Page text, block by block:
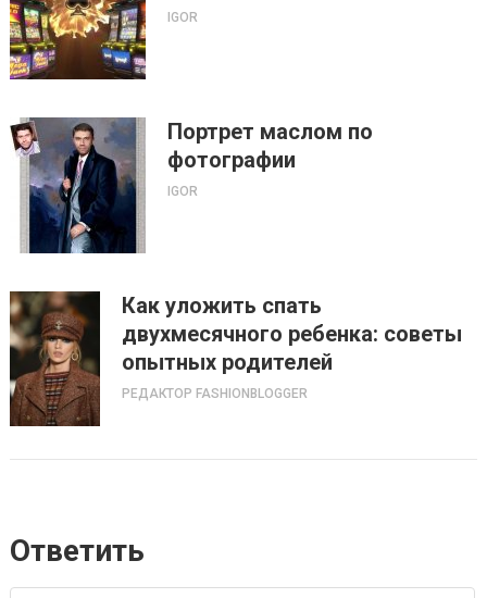
IGOR
Портрет маслом по
фотографии
IGOR
Как уложить спать
двухмесячного ребенка: советы
опытных родителей
РЕДАКТОР FASHIONBLOGGER
Ответить